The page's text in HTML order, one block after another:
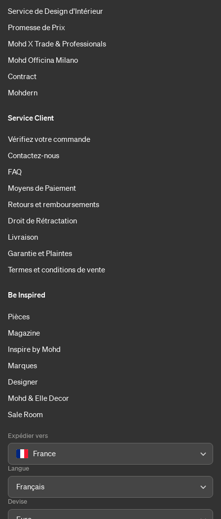
Service de Design d'Intérieur
Promesse de Prix
Mohd X Trade & Professionals
Mohd Officina Milano
Contract
Mohdern
Service Client
Vérifiez votre commande
Contactez-nous
FAQ
Moyens de Paiement
Retours et remboursements
Droit de Rétractation
Livraison
Garantie et Plaintes
Termes et conditions de vente
Be Inspired
Pièces
Magazine
Inspire by Mohd
Marques
Designer
Mohd & Elle Decor
Sale Room
Expédier vers
France
Langue
Français
Devise